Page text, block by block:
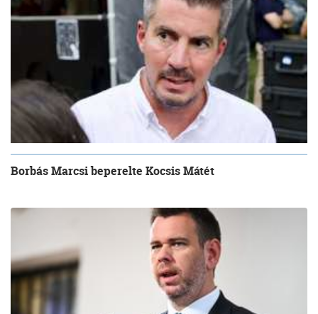
Borbás Marcsi beperelte Kocsis Mátét